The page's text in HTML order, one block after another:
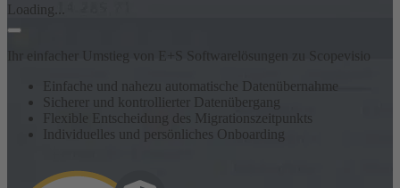
Loading...
Ihr einfacher Umstieg von E+S Softwarelösungen zu Scopevisio
Einfache und nahezu automatische Datenübernahme
Sicherer und kontrollierter Datenübergang
Flexible Entscheidung des Migrationszeitpunkts
Individuelles und persönliches Onboarding